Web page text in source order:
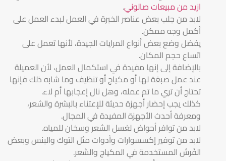
ازيد من مبيعات صالوني.
لابد من جلب بعض عناصر الخبرة في العمل لبدء العمل على
أكمل وجه ممكن.
يفضل وضع بعض أنواع المرايات الجيدة، لأنها تعمل على
اتساع حجم المكان.
بالإضافة إلى إنها مفيدة في استكمال العمل، لأن العميلة
عند عمل صبغة لها أو مكياج أو تنظيف وما شابه ذلك فإنها
تحتاج أن تري ما تم عمله، وهل نال إعجابها أم لاء.
كذلك يجب إحضار أجهزة حديثة للإعتناء بالبشرة والشعر،
ومعرفة أحدث الأجهزة المفيدة في المجال.
لابد من توافر أحواض لغسل الشعر وسخان للمياه.
لابد من توفير إكسسوارات وأدوات مثل التوك والبنس وبعض
الفُرش المستخدمة في المكياج والشعر.